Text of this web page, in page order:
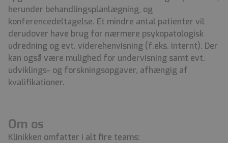
herunder behandlingsplanlægning, og
konferencedeltagelse. Et mindre antal patienter vil
derudover have brug for nærmere psykopatologisk
udredning og evt. viderehenvisning (f.eks. internt). Der
kan også være mulighed for undervisning samt evt.
udviklings- og forskningsopgaver, afhængig af
kvalifikationer.
Om os
Klinikken omfatter i alt fire teams: